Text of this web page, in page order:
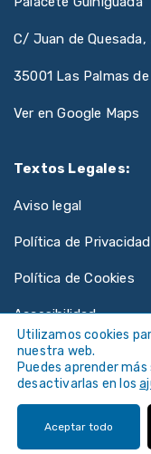
C/ Juan de Quesada,
35001 Las Palmas
Ver en Google Maps
Textos Legales:
Aviso legal
Política de Privacidad
Política de Cookies
Accesibilidad
©Universidad
Utilizamos cookies
nuestra web.
Puedes aprender
desactivarlas en los
Aceptar todo